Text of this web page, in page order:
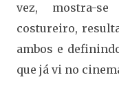
vez, mostra-
costureiro,
ambos e
que já vi no